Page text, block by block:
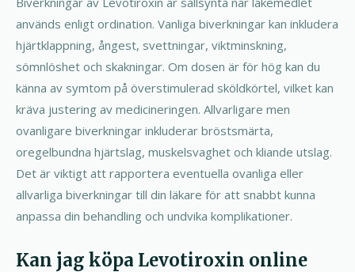
används enligt ordination. Vanliga biverkningar kan inkludera
hjärtklappning, ångest, svettningar, viktminskning,
sömnlöshet och skakningar. Om dosen är för hög kan du
känna av symtom på överstimulerad sköldkörtel, vilket kan
kräva justering av medicineringen. Allvarligare men
ovanligare biverkningar inkluderar bröstsmärta,
oregelbundna hjärtslag, muskelsvaghet och kliande utslag.
Det är viktigt att rapportera eventuella ovanliga eller
allvarliga biverkningar till din läkare för att snabbt kunna
anpassa din behandling och undvika komplikationer.
Kan jag köpa Levotiroxin online